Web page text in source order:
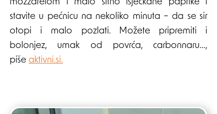
mozzarelom i malo sitno isjeckane paprike i
stavite u pećnicu na nekoliko minuta – da se sir
otopi i malo pozlati. Možete pripremiti i
bolonjez, umak od povrća, carbonnaru…,
piše aktivni.si.
Post